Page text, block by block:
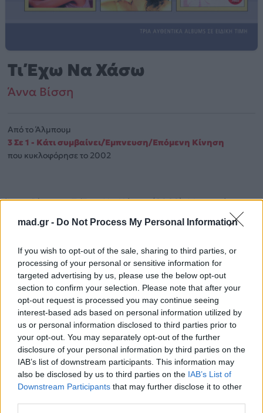
mad.gr - Do Not Process My Personal Information
If you wish to opt-out of the sale, sharing to third parties, or
processing of your personal or sensitive information for
targeted advertising by us, please use the below opt-out
section to confirm your selection. Please note that after your
opt-out request is processed you may continue seeing
interest-based ads based on personal information utilized by
us or personal information disclosed to third parties prior to
your opt-out. You may separately opt-out of the further
disclosure of your personal information by third parties on the
IAB’s list of downstream participants. This information may
also be disclosed by us to third parties on the IAB’s List of
Downstream Participants that may further disclose it to other
Τι Έχω Να Χάσω
Άννα Βίσση
Από το Άλμπουμ
3 Σε 1 - Κάτι συμβαίνει/Έμπνευση/Επόμενη Κίνηση
που κυκλοφόρησε το 2002
Άννα Βίσση – «Τι Έχω Να Χάσω» (2002). Μουσικά
κινείται στο ύφος Blues, Pop, Folk, World, & Country.
στο Mad.gr.
Ακούστε το «Τι Έχω Να Χάσω» σε Spotify, YouTube και
στο Mad.gr.
Στίχοι
Έτσι κι αλλιώς από χέρι είμαι χαμένη
και πάει καιρός που στην έχω κι εγώ φυλαγμένη
Το ξέρω τίποτα δεν πρόκειται να αλλάξει